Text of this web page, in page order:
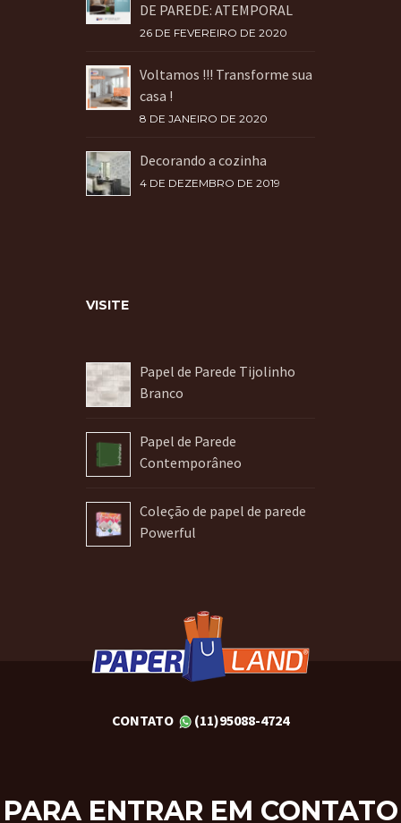
DE PAREDE: ATEMPORAL
26 DE FEVEREIRO DE 2020
Voltamos !!! Transforme sua
casa !
8 DE JANEIRO DE 2020
Decorando a cozinha
4 DE DEZEMBRO DE 2019
VISITE
Papel de Parede Tijolinho
Branco
Papel de Parede
Contemporâneo
Coleção de papel de parede
Powerful
CONTATO (11)95088-4724
PARA ENTRAR EM CONTATO